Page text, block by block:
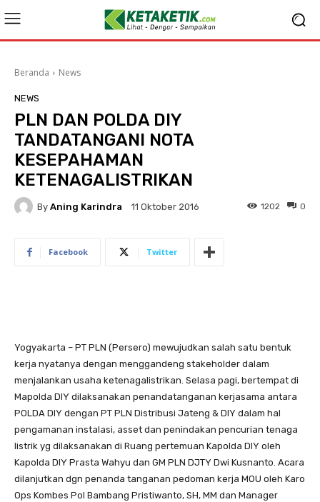
Beranda News
NEWS
PLN DAN POLDA DIY
TANDATANGANI NOTA
KESEPAHAMAN
KETENAGALISTRIKAN
By Aning Karindra 11 Oktober 2016 0
1202
Facebook Twitter
Yogyakarta – PT PLN (Persero) mewujudkan salah satu bentuk
kerja nyatanya dengan menggandeng stakeholder dalam
menjalankan usaha ketenagalistrikan. Selasa pagi, bertempat di
Mapolda DIY dilaksanakan penandatanganan kerjasama antara
POLDA DIY dengan PT PLN Distribusi Jateng & DIY dalam hal
pengamanan instalasi, asset dan penindakan pencurian tenaga
listrik yg dilaksanakan di Ruang pertemuan Kapolda DIY oleh
Kapolda DIY Prasta Wahyu dan GM PLN DJTY Dwi Kusnanto. Acara
dilanjutkan dgn penanda tanganan pedoman kerja MOU oleh Karo
Ops Kombes Pol Bambang Pristiwanto, SH, MM dan Manager